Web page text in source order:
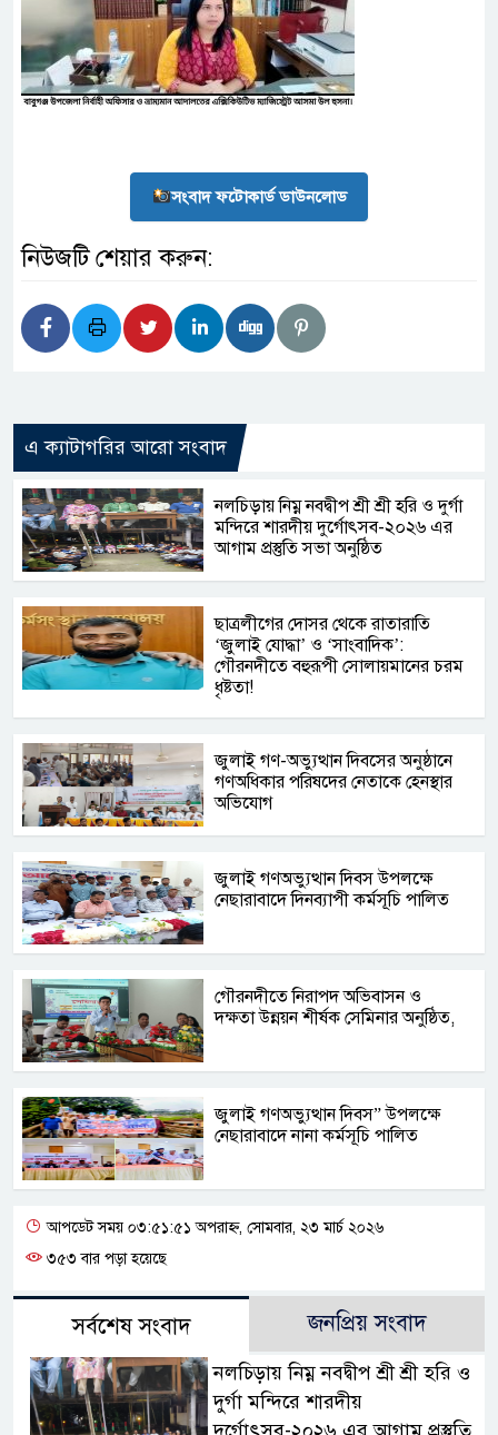
সংবাদ ফটোকার্ড ডাউনলোড
নিউজটি শেয়ার করুন:
এ ক্যাটাগরির আরো সংবাদ
নলচিড়ায় নিম্ন নবদ্বীপ শ্রী শ্রী হরি ও দুর্গা
মন্দিরে শারদীয় দুর্গোৎসব-২০২৬ এর
আগাম প্রস্তুতি সভা অনুষ্ঠিত
ছাত্রলীগের দোসর থেকে রাতারাতি
‘জুলাই যোদ্ধা’ ও ‘সাংবাদিক’:
গৌরনদীতে বহুরূপী সোলায়মানের চরম
ধৃষ্টতা!
জুলাই গণ-অভ্যুত্থান দিবসের অনুষ্ঠানে
গণঅধিকার পরিষদের নেতাকে হেনস্থার
অভিযোগ
জুলাই গণঅভ্যুত্থান দিবস উপলক্ষে
নেছারাবাদে দিনব্যাপী কর্মসূচি পালিত
গৌরনদীতে নিরাপদ অভিবাসন ও
দক্ষতা উন্নয়ন শীর্ষক সেমিনার অনুষ্ঠিত,
জুলাই গণঅভ্যুত্থান দিবস” উপলক্ষে
নেছারাবাদে নানা কর্মসূচি পালিত
আপডেট সময় ০৩:৫১:৫১ অপরাহ্ন, সোমবার, ২৩ মার্চ ২০২৬
৩৫৩ বার পড়া হয়েছে
সর্বশেষ সংবাদ জনপ্রিয় সংবাদ
নলচিড়ায় নিম্ন নবদ্বীপ শ্রী শ্রী হরি ও
দুর্গা মন্দিরে শারদীয়